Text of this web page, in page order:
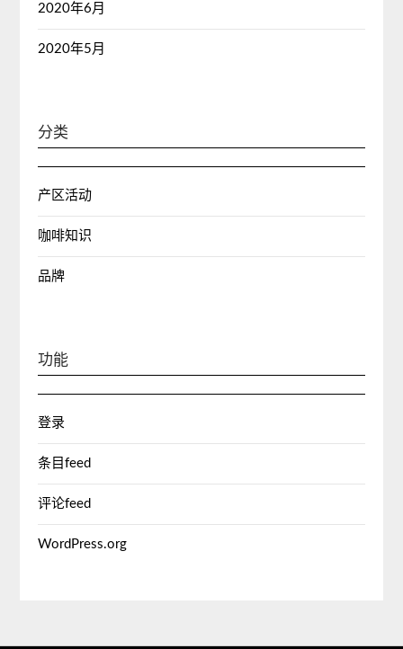
2020年6月
2020年5月
分类
产区活动
咖啡知识
品牌
功能
登录
条目feed
评论feed
WordPress.org